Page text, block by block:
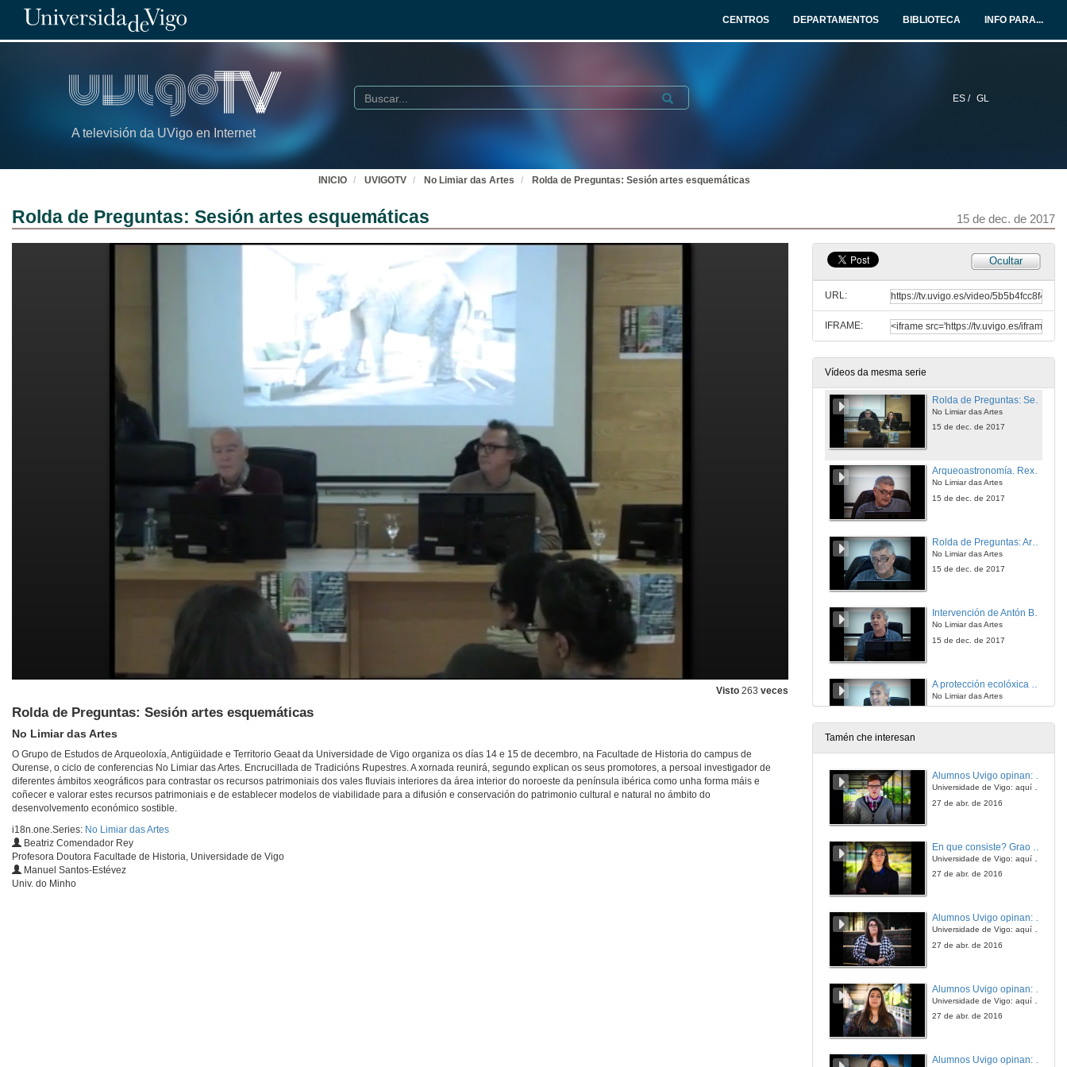
CENTROS DEPARTAMENTOS BIBLIOTECA INFO PARA...
A televisión da UVigo en Internet
ES / GL
Buscar Submit
INICIO UVIGOTV No Limiar das Artes Rolda de Preguntas: Sesión artes esquemáticas
Rolda de Preguntas: Sesión artes esquemáticas 15 de dec. de 2017
Visto 263 veces
Rolda de Preguntas: Sesión artes esquemáticas
No Limiar das Artes
O Grupo de Estudos de Arqueoloxía, Antigüidade e Territorio Geaat da Universidade de Vigo organiza os días 14 e 15 de decembro, na Facultade de Historia do campus de
Ourense, o ciclo de conferencias No Limiar das Artes. Encrucillada de Tradicións Rupestres. A xornada reunirá, segundo explican os seus promotores, a persoal investigador de
diferentes ámbitos xeográficos para contrastar os recursos patrimoniais dos vales fluviais interiores da área interior do noroeste da península ibérica como unha forma máis e
coñecer e valorar estes recursos patrimoniais e de establecer modelos de viabilidade para a difusión e conservación do patrimonio cultural e natural no ámbito do
desenvolvemento económico sostible.
i18n.one.Series: No Limiar das Artes
Beatriz Comendador Rey
Profesora Doutora Facultade de Historia, Universidade de Vigo
Manuel Santos-Estévez
Univ. do Minho
Ocultar
URL:
IFRAME:
Vídeos da mesma serie
Iconografía e cronoloxía da Arte Atlática ou... os retratos dunha Utopía
15 de dec. de 2017
Noroeste Peninsular: encrucillada de tradición rupestres
No Limiar das Artes
Volvendo sobre os pasos. Repensando a Arte Esquematica Atlántica
No Limiar das Artes
15 de dec. de 2017
No Limiar das Artes
15 de dec. de 2017
Arqueoastronomía. Rexistro e interpretación
No Limiar das Artes
15 de dec. de 2017
No Limiar das Artes
15 de dec. de 2017
Intervención de Antón Bouzas
No Limiar das Artes
15 de dec. de 2017
No Limiar das Artes
Liñas estratéxicas para a protección da arte prehistórica en Galicia
15 de dec. de 2017
Tamén che interesan
Alumnos Uvigo opinan: Grao en Ciencias da Linguaxe e Estudos Literarios
Universidade de Vigo: aquí todo é posible
27 de abr. de 2016
Universidade de Vigo: aquí todo é posible
27 de abr. de 2016
Alumnos Uvigo opinan: Grao en Linguas Estranxeiras
Universidade de Vigo: aquí todo é posible
27 de abr. de 2016
Universidade de Vigo: aquí todo é posible
27 de abr. de 2016
Alumnos Uvigo opinan: Grao en Linguas Estranxeiras